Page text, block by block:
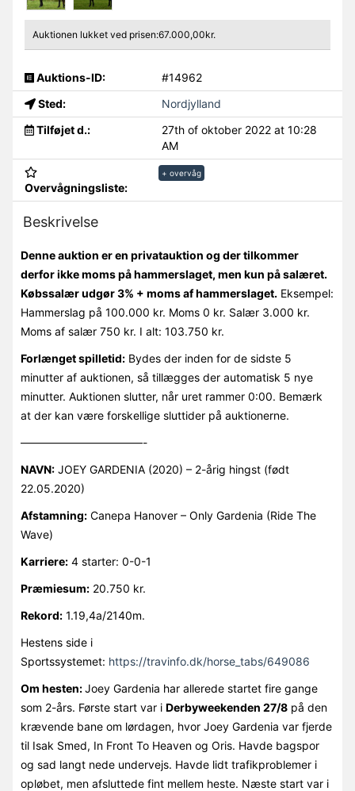
Auktionen lukket ved prisen:67.000,00kr.
Auktions-ID:
#14962
Sted:
Nordjylland
Tilføjet d.:
27th of oktober 2022 at 10:28
AM
Overvågningsliste:
+ overvåg
Beskrivelse
Denne auktion er en privatauktion og der tilkommer
derfor ikke moms på hammerslaget, men kun på salæret.
Købssalær udgør 3% + moms af hammerslaget.Eksempel:
Hammerslag på 100.000 kr. Moms 0 kr. Salær 3.000 kr.
Moms af salær 750 kr. I alt: 103.750 kr.
Forlænget spilletid:Bydes der inden for de sidste 5
minutter af auktionen, så tillægges der automatisk 5 nye
minutter. Auktionen slutter, når uret rammer 0:00. Bemærk
at der kan være forskellige sluttider på auktionerne.
———————————-
NAVN:JOEY GARDENIA (2020) – 2-årig hingst (født
22.05.2020)
Afstamning:Canepa Hanover – Only Gardenia (Ride The
Wave)
Karriere:4 starter: 0-0-1
Præmiesum:20.750 kr.
Rekord:1.19,4a/2140m.
Hestens side i
Sportssystemet: https://travinfo.dk/horse_tabs/649086
Om hesten:Joey Gardenia har allerede startet fire gange
som 2-års. Første start var i Derbyweekenden 27/8på den
krævende bane om lørdagen, hvor Joey Gardenia var fjerde
til Isak Smed, In Front To Heaven og Oris. Havde bagspor
og sad langt nede undervejs. Havde lidt trafikproblemer i
opløbet, men afsluttede fint mellem heste. Næste start var i